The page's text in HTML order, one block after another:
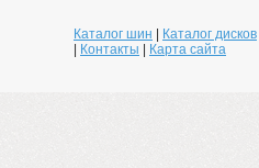
Каталог шин Каталог дисков
Контакты Карта сайта